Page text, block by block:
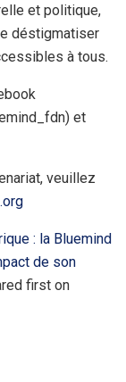
et politique,
déstigmatiser
à tous.
et
veuillez
: la Bluemind
de son
first on